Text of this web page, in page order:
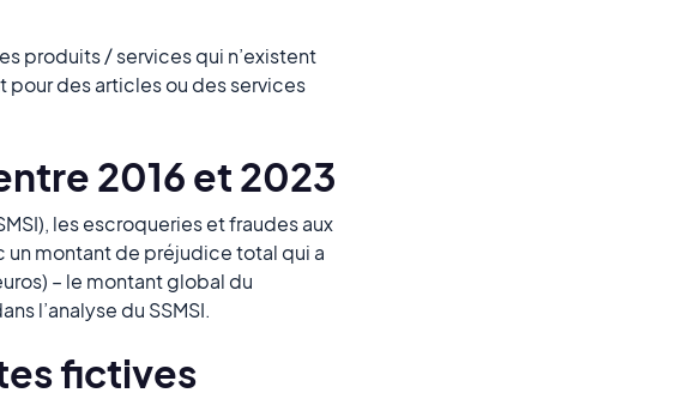
produits / services qui n’existent
pour des articles ou des services
2016 et 2023
les escroqueries et fraudes aux
un montant de préjudice total qui a
– le montant global du
l’analyse du SSMSI.
fictives